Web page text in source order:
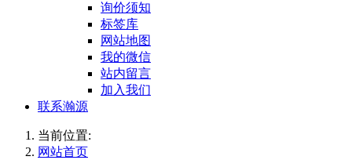
询价须知
标签库
网站地图
我的微信
站内留言
加入我们
联系瀚源
当前位置:
网站首页